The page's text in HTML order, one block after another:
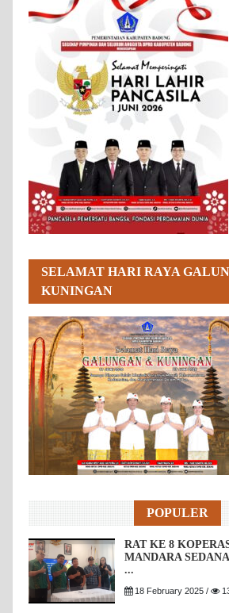
SELAMAT HARI RAYA
KUNINGAN
POPULER
RAT KE 8
MANDARA
...
18 February 2025 /